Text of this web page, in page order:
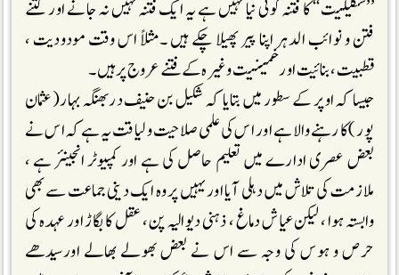
’’شکیلیت‘‘ کا فتنہ کوئی نیا نہیں ہے یہ ایک فتنہ نہیں نہ جانے اور کتنے
فتن و نوائب الدہر اپنا پیر پھیلا چکے ہیں ۔مثلاً اس وقت مودودیت ،
قطبیت ،بنائیت اورخمینیت وغیرہ کے فتنے عروج پر ہیں۔
جیسا کہ اوپر کے سطور میں بتایا کہ شکیل بن حنیف دربھنگہ بہار(عثمان
پور )کا رہنے والا ہے اور اس کی علمی صلاحیت و لیاقت یہ ہے کہ اس نے
بعض عصری ادارے میں تعلیم حاصل کی ہے اور کمپیوٹر انجینئر ہے ،
ملازمت کی تلاش میں دہلی آیا اور یہیں پر وہ ایک دینی جماعت سے بھی
وابستہ ہوا ، لیکن عیاش دماغ ، ذہنی دیوالیہ پن ، عقل کا بگاڑ اور عہدہ کی
حرص و ہوس کی وجہ سے اس نے بعض بھولے بھالے اورسیدھے